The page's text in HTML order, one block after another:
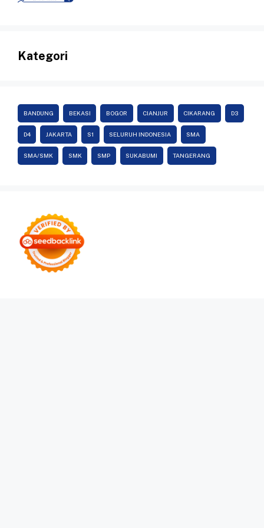
Kategori
BANDUNG BEKASI BOGOR CIANJUR CIKARANG D3
D4 JAKARTA S1 SELURUH INDONESIA SMA
SMA/SMK SMK SMP SUKABUMI TANGERANG